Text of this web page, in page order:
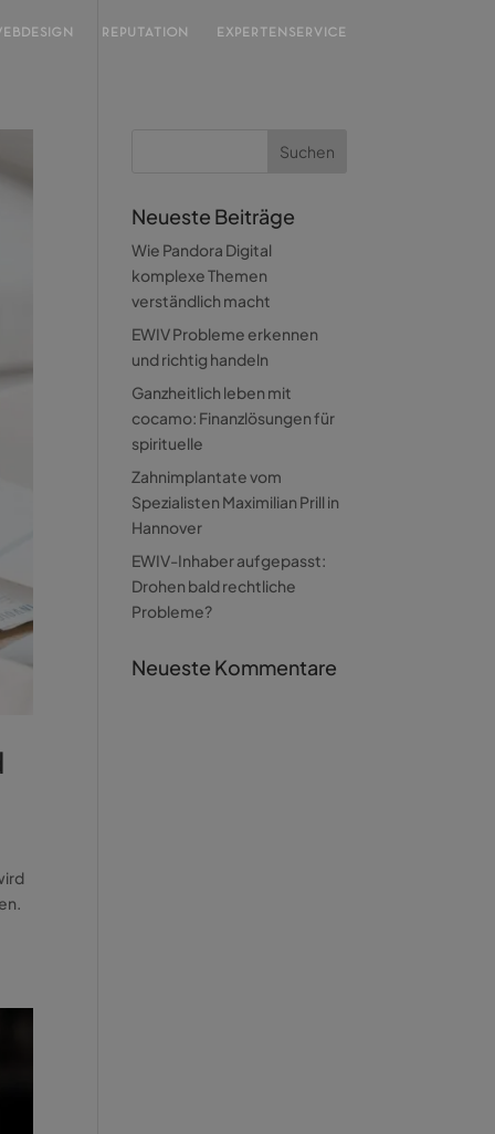
REPUTATION EXPERTENSERVICE
Neueste Beiträge
Wie Pandora Digital
komplexe Themen
verständlich macht
EWIV Probleme erkennen
und richtig handeln
Ganzheitlich leben mit
cocamo: Finanzlösungen für
spirituelle
Zahnimplantate vom
Spezialisten Maximilian Prill in
Hannover
EWIV-Inhaber aufgepasst:
Drohen bald rechtliche
Probleme?
Neueste Kommentare